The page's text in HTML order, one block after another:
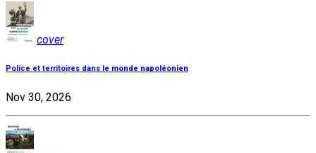
cover
Police et territoires dans le monde napoléonien
Nov 30, 2026